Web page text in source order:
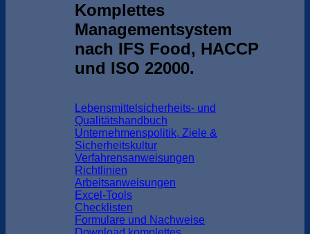
Komplettes
Managementsystem
nach IFS Food, HACCP
und ISO 22000.
Lebensmittelsicherheits- und
Qualitätshandbuch
Unternehmenspolitik, Ziele &
Sicherheitskultur
Verfahrensanweisungen
Richtlinien
Arbeitsanweisungen
Excel-Tools
Checklisten
Formulare und Nachweise